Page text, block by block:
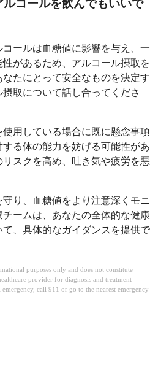
コールを飲んでもいいで
ールは血糖値に影響を与え、一
があるため、アルコール摂取を
たにとって安全なものを決定す
取について話し合ってくださ
用している場合に既に懸念事項
る体の能力を妨げる可能性があ
スクを高め、吐き気や疲労を悪
り、血糖値をより注意深くモニ
ームは、あなたの全体的な健康
、具体的なガイダンスを提供で
purposes only and does not constitute
provider for diagnosis and treatment
call 911 or go to the nearest emergency